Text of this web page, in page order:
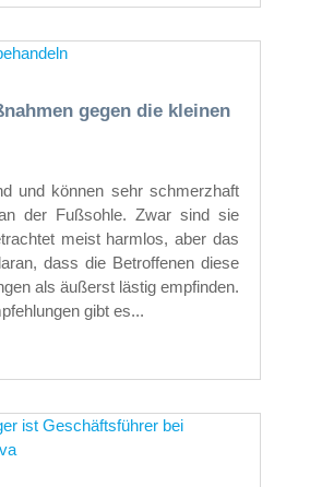
gegen die kleinen
und können sehr schmerzhaft
der Fußsohle. Zwar sind sie
meist harmlos, aber das
dass die Betroffenen diese
als äußerst lästig empfinden.
gibt es...